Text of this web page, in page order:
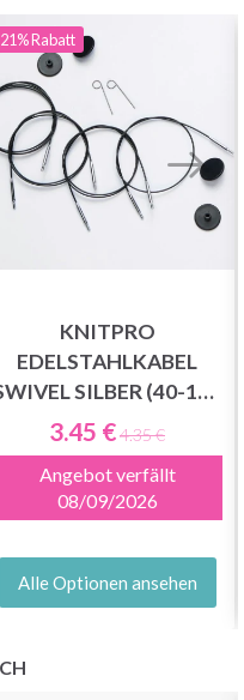
21%Rabatt
KNITPRO
EDELSTAHLKABEL
SILBER (40-150
CM)
3.45 €4.35 €
Angebot verfällt
08/09/2026
Alle Optionen ansehen